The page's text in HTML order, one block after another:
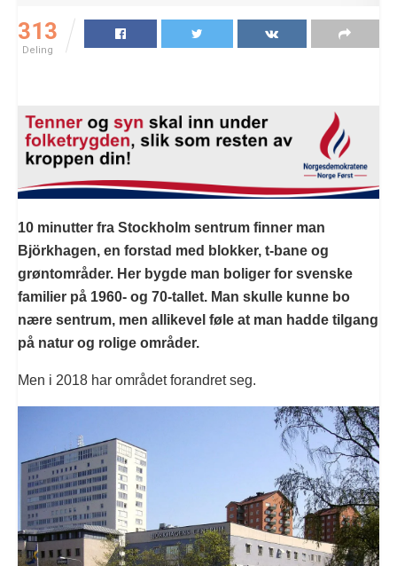
313
Deling
10 minutter fra Stockholm sentrum finner man
Björkhagen, en forstad med blokker, t-bane og
grøntområder. Her bygde man boliger for svenske
familier på 1960- og 70-tallet. Man skulle kunne bo
nære sentrum, men allikevel føle at man hadde tilgang
på natur og rolige områder.
Men i 2018 har området forandret seg.